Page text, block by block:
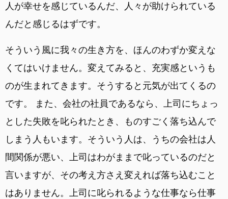
人が幸せを感じているんだ、人々が助けられている
んだと感じるはずです。
そういう風に我々の生き方を、ほんのわずか変えな
くてはいけません。変えてみると、充実感というも
のが生まれてきます。そうすると元気が出てくるの
です。 また、会社の社員であるなら、上司にちょっ
とした失敗を叱られたとき、ものすごく落ち込んで
しまう人もいます。そういう人は、うちの会社は人
間関係が悪い、上司はわがままで叱っているのだと
言いますが、その考え方さえ変えれば落ち込むこと
はありません。上司に叱られるような仕事なら仕事